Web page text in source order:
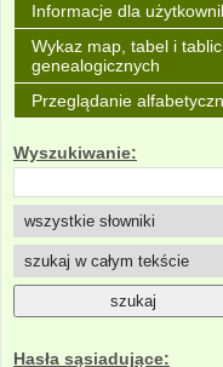
Informacje dla
Wykaz map, tabel i tablic
genealogicznych
Przeglądanie
Wyszukiwanie:
Hasła sąsiadujące: